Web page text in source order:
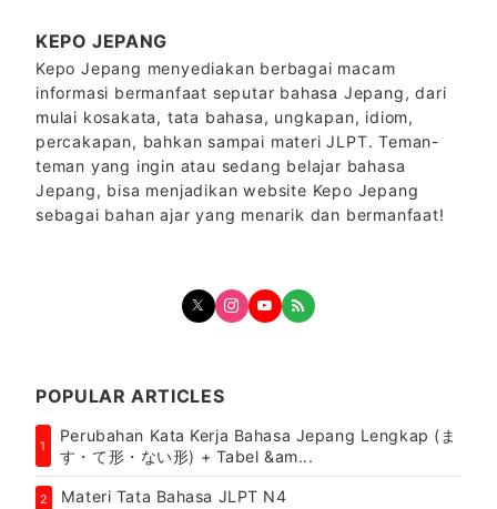
送
り
KEPO JEPANG
Kepo Jepang menyediakan berbagai macam
informasi bermanfaat seputar bahasa Jepang, dari
mulai kosakata, tata bahasa, ungkapan, idiom,
percakapan, bahkan sampai materi JLPT. Teman-
teman yang ingin atau sedang belajar bahasa
Jepang, bisa menjadikan website Kepo Jepang
sebagai bahan ajar yang menarik dan bermanfaat!
POPULAR ARTICLES
1
Perubahan Kata Kerja Bahasa Jepang Lengkap (ま
す・て形・ない形) + Tabel &am...
2 Materi Tata Bahasa JLPT N4